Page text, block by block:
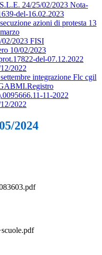
24/25/02/2023 Nota-
del-16.02.2023
azioni di protesta 13
02/2023 FISI
10/02/2023
del-07.12.2022
2022
integrazione Flc cgil
11-2022
2022
2024